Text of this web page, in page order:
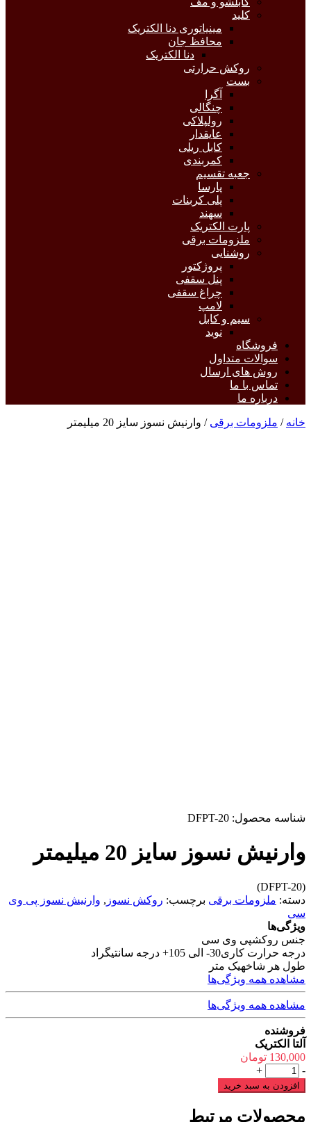
کلید
مینیاتوری دنا الکتریک
محافظ جان
دنا الکتریک
روکش حرارتی
بست
آگرا
چنگالی
رولپلاکی
عایقدار
کابل ریلی
کمربندی
جعبه تقسیم
پارسا
پلی کربنات
سهند
پارت الکتریک
ملزومات برقی
روشنایی
پروژکتور
پنل سقفی
چراغ سقفی
لامپ
سیم و کابل
نوید
فروشگاه
سوالات متداول
روش های ارسال
تماس با ما
درباره ما
خانه / ملزومات برقی / وارنیش نسوز سایز 20 میلیمتر
شناسه محصول: DFPT-20
وارنیش نسوز سایز 20 میلیمتر
(DFPT-20)
دسته: ملزومات برقی برچسب: روکش نسوز , وارنیش نسوز پی وی
سی
ویژگی‌ها
جنس روکشپی وی سی
درجه حرارت کاری30- الی 105+ درجه سانتیگراد
طول هر شاخهیک متر
مشاهده همه ویژگی‌ها
مشاهده همه ویژگی‌ها
فروشنده
آلتا الکتریک
130,000 تومان
وارنیش
نسوز
سایز
-
+
افزودن به سبد خرید
محصولات مرتبط